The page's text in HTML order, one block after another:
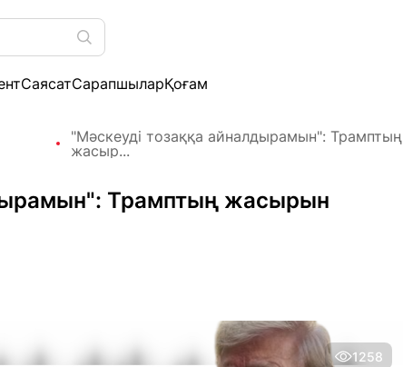
СаясатСарапшыларҚоғам
"Мәскеуді тозаққа айналдырамын": Трамптың
жасыр...
Трамптың жасырын
1258